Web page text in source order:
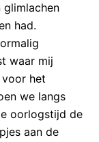
had.
waar mij
het
we langs
oorlogstijd de
aan de